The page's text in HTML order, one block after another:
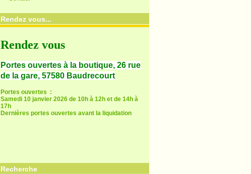
Rendez vous...
Rendez vous
Portes ouvertes à la boutique, 26 rue
de la gare, 57580 Baudrecourt
Portes ouvertes :
Samedi 10 janvier 2026 de 10h à 12h et de 14h à
17h
Dernières portes ouvertes avant la liquidation
Recherche